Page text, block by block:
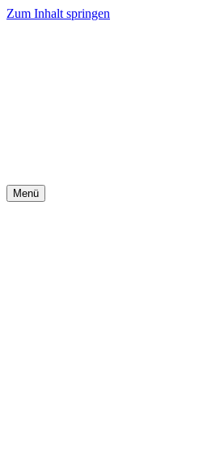
Zum Inhalt springen
Menü